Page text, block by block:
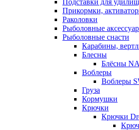
Подставки для удилищ
Прикормки,
Раколовки
Рыболовные
Рыболовные снасти
Карабины,
Блесны
Блёсны
Воблеры
Воблеры
Груза
Кормушки
Крючки
Крючки